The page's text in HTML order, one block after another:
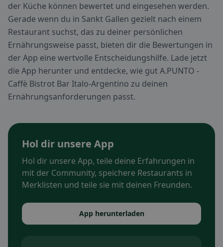
der Küche können bewertet und eingesehen werden.
Gerade wenn du in Sankt Gallen gezielt nach einem
Restaurant suchst, das zu deiner persönlichen
Ernährungsweise passt, bieten dir die Bewertungen in
der App eine wertvolle Entscheidungshilfe. Lade jetzt
die App herunter und entdecke, wie gut A.PUNTO -
Caffè Bistrot Bar Italo-Argentino zu deinen
Ernährungsanforderungen passt.
Hol dir unsere App
Hol dir unsere App, teile deine Erfahrungen in
mit der Community, speichere Restaurants in
Merklisten und teile sie mit deinen Freunden.
App herunterladen